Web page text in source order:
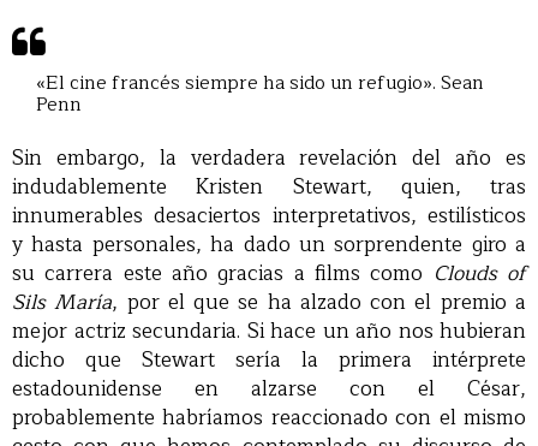
«El cine francés siempre ha sido un refugio». Sean
Penn
Sin embargo, la verdadera revelación del año es
indudablemente Kristen Stewart, quien, tras
innumerables desaciertos interpretativos, estilísticos
y hasta personales, ha dado un sorprendente giro a
su carrera este año gracias a films como Clouds of
Sils María, por el que se ha alzado con el premio a
mejor actriz secundaria. Si hace un año nos hubieran
dicho que Stewart sería la primera intérprete
estadounidense en alzarse con el César,
probablemente habríamos reaccionado con el mismo